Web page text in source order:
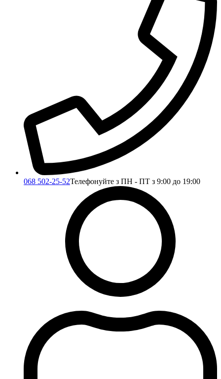
068 502-25-52Телефонуйте з ПН - ПТ з 9:00 до 19:00